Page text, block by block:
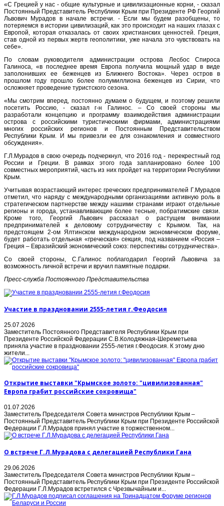
«С Грецией у нас - общие культурные и цивилизационные корни, - сказал
Постоянный Представитель Республики Крым при Президенте РФ Георгий
Львович Мурадов в начале встречи. - Если мы будем разобщены, то
потеряемся в истории цивилизаций, как это происходит на наших глазах с
Европой, которая отказалась от своих христианских ценностей. Греция,
став одной из первых жертв геополитики, уже начала это чувствовать на
себе».
По словам руководителя администрации острова Лесбос Спироса
Галиноса, «в последнее время Европа получила мощный удар в виде
заполонивших ее беженцев из Ближнего Востока». Через остров в
прошлом году прошло более полумиллиона беженцев из Сирии, что
осложняет проведение туристского сезона.
«Мы смотрим вперед, постоянно думаем о будущем, и поэтому решили
посетить Россию, - сказал г-н Галинос. – Со своей стороны мы
разработали концепцию и программу взаимодействия администрации
острова с российскими туристическими фирмами, администрациями
многих российских регионов и Постоянным Представительством
Республики Крым. И мы привезли ее для ознакомления и совместного
обсуждения».
Г.Л.Мурадов в свою очередь подчеркнул, что 2016 год - перекрестный год
России и Греции. В рамках этого года запланировано более 100
совместных мероприятий, часть из них пройдет на территории Республики
Крым.
Учитывая возрастающий интерес греческих предпринимателей Г.Мурадов
отметил, что наряду с международными организациями активную роль в
стратегическом партнерстве между нашими странами играют отдельные
регионы и города, устанавливающие более тесные, побратимские связи.
Кроме того, Георгий Львович рассказал о растущем внимании
предпринимателей к деловому сотрудничеству с Крымом. Так, на
предстоящем 2-ом Ялтинском международном экономическом форуме,
будет работать отдельная «греческая» секция, под названием «Россия –
Греция – Евразийский экономический союз: перспективы сотрудничества».
Со своей стороны, С.Галинос поблагодарил Георгий Львовича за
возможность личной встречи и вручил памятные подарки.
Пресс-служба Постоянного Представительства
Участие в праздновании 2555-летия г.Феодосия
25.07.2026
Заместитель Постоянного Представителя Республики Крым при
Президенте Российской Федерации С.В.Колодяжная-Шереметьева
приняла участие в праздновании 2555-летия г.Феодосия. К этому дню
жители...
Открытие выставки "Крымское золото: "цивилизованная"
Европа грабит российские сокровища"
01.07.2026
Заместитель Председателя Совета министров Республики Крым –
Постоянный Представитель Республики Крым при Президенте Российской
Федерации Г.Л.Мурадов принял участие в торжественном...
О встрече Г.Л.Мурадова с делегацией Республики Гана
29.06.2026
Заместитель Председателя Совета министров Республики Крым –
Постоянный Представитель Республики Крым при Президенте Российской
Федерации Г.Л.Мурадов встретился с Чрезвычайным и...